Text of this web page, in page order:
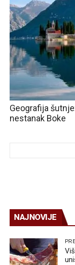
Geografija
nestanak Boke
NAJNOVIJE